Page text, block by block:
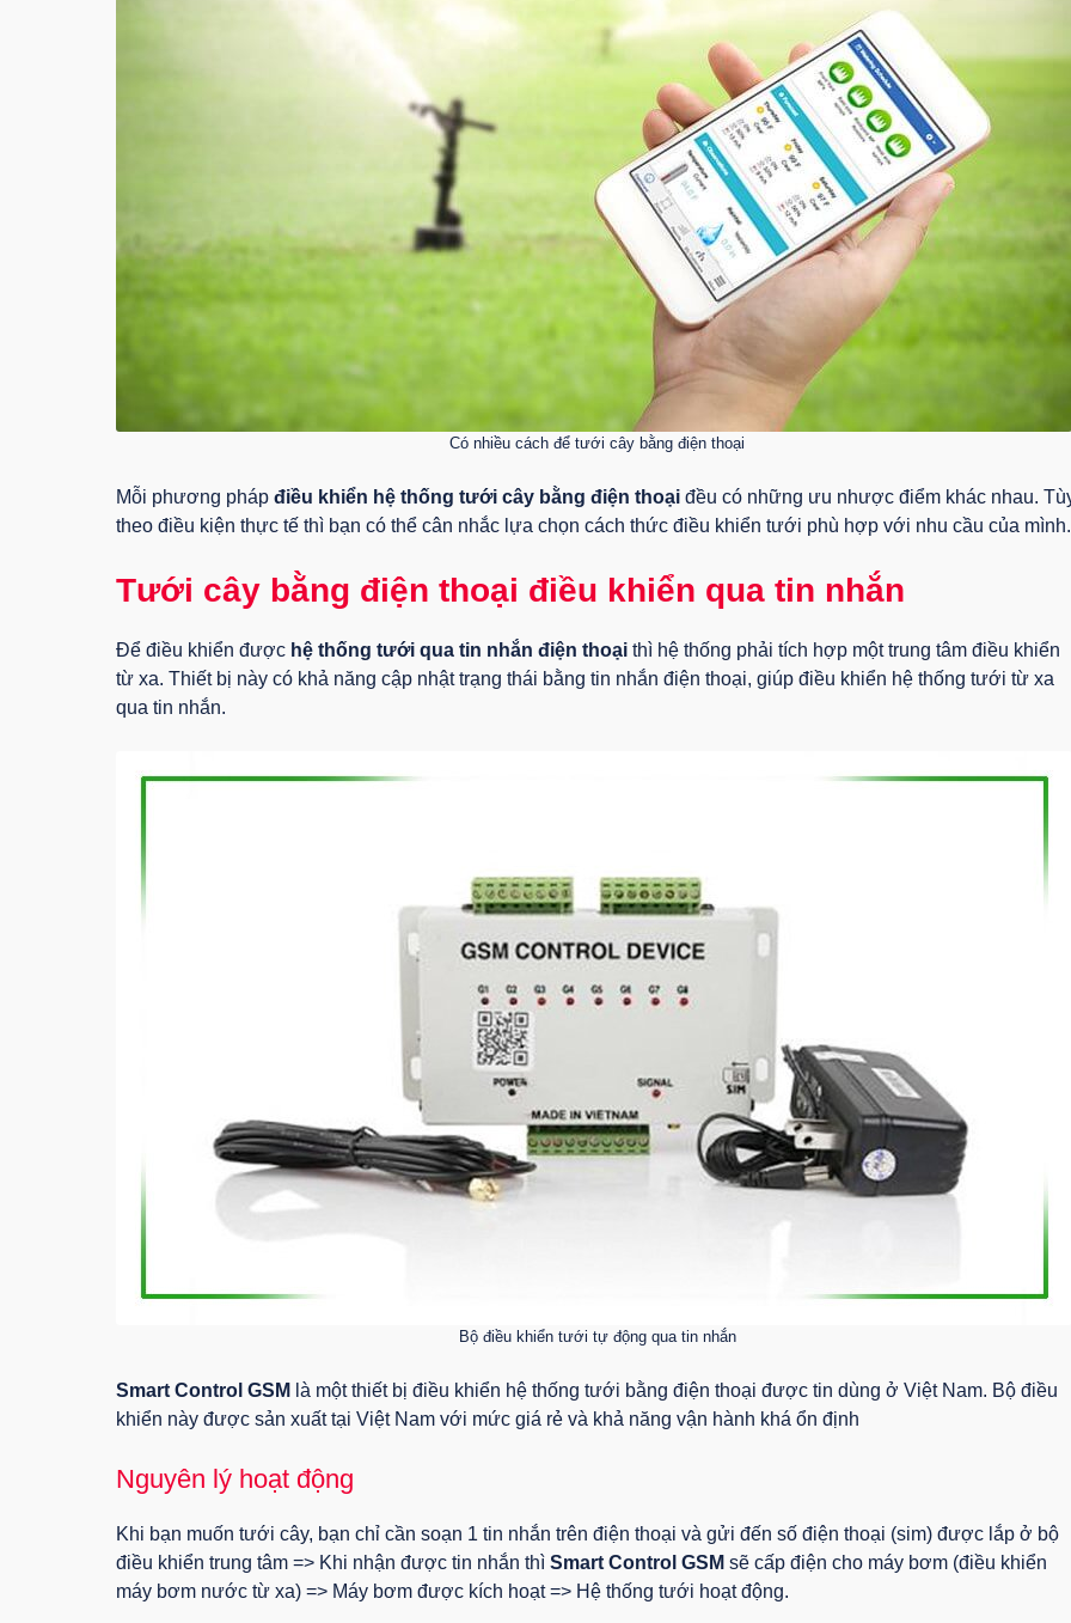
Có nhiều cách để tưới cây bằng điện thoại
Mỗi phương pháp điều khiển hệ thống tưới cây bằng điện thoại đều có những ưu nhược điểm khác nhau.
theo điều kiện thực tế thì bạn có thể cân nhắc lựa chọn cách thức điều khiển tưới phù hợp với nhu cầu của mình.
Tưới cây bằng điện thoại điều khiển qua tin nhắn
Để điều khiển được hệ thống tưới qua tin nhắn điện thoại thì hệ thống phải tích hợp một trung tâm điều khiển
từ xa. Thiết bị này có khả năng cập nhật trạng thái bằng tin nhắn điện thoại, giúp điều khiển hệ thống tưới từ xa
qua tin nhắn.
Bộ điều khiển tưới tự động qua tin nhắn
Smart Control GSM là một thiết bị điều khiển hệ thống tưới bằng điện thoại được tin dùng ở Việt Nam. Bộ điều
khiển này được sản xuất tại Việt Nam với mức giá rẻ và khả năng vận hành khá ổn định
Nguyên lý hoạt động
Khi bạn muốn tưới cây, bạn chỉ cần soạn 1 tin nhắn trên điện thoại và gửi đến số điện thoại (sim) được lắp ở bộ
điều khiển trung tâm => Khi nhận được tin nhắn thì Smart Control GSM sẽ cấp điện cho máy bơm (điều khiển
máy bơm nước từ xa) => Máy bơm được kích hoạt => Hệ thống tưới hoạt động.